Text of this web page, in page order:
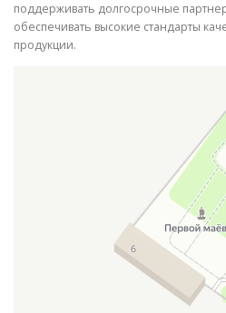
поддерживать долгосрочные
обеспечивать высокие стандарты
продукции.